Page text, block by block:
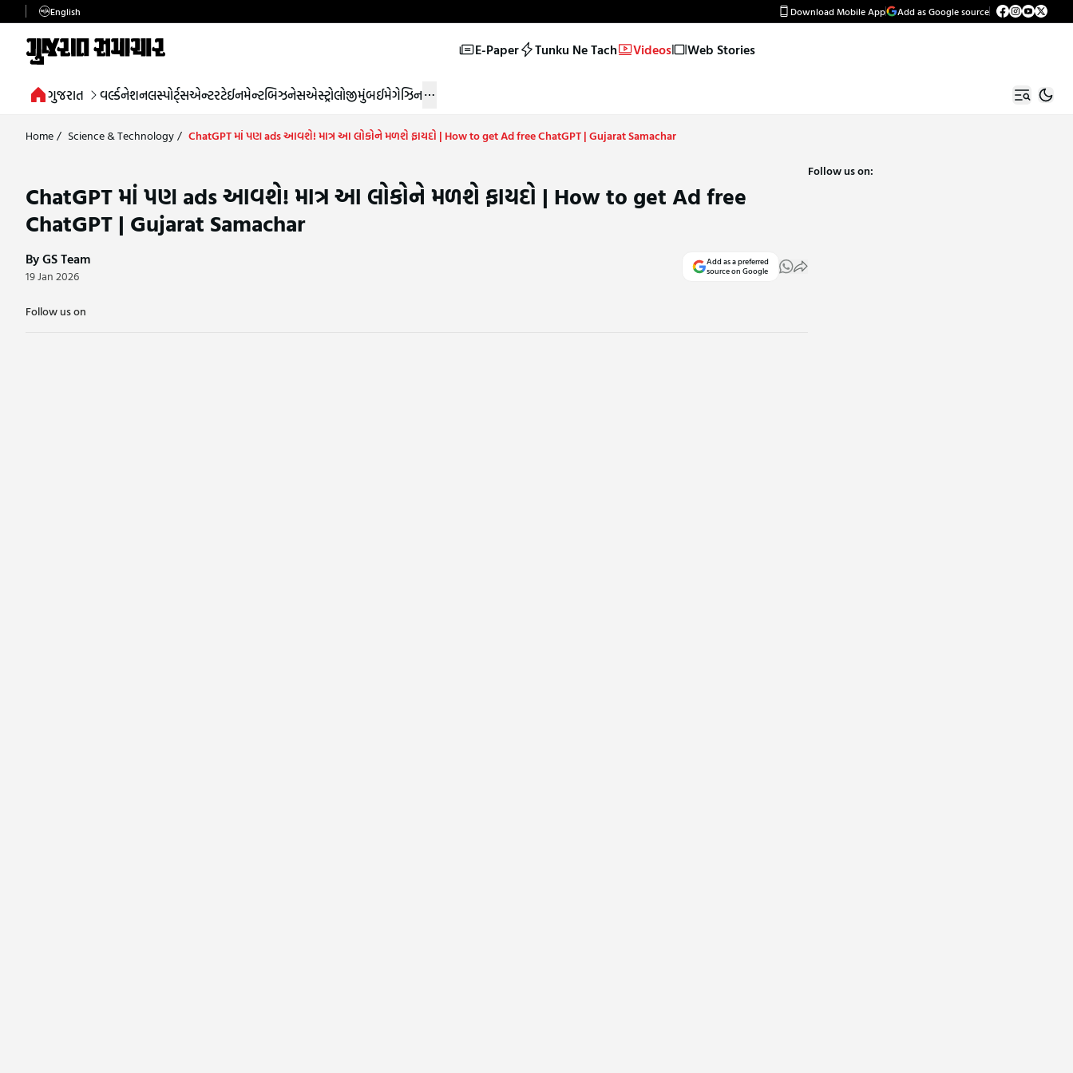
English Download Mobile App Add as Google source
E-Paper Tunku Ne Tach Videos Web Stories
ગુજરાત વર્લ્ડનેશનલસ્પોર્ટ્સએન્ટરટેઈનમેન્ટબિઝનેસએસ્ટ્રોલોજીમુંબઈમેગેઝિન
Home/ Science & Technology/ ChatGPT માં પણ ads આવશે! માત્ર આ લોકોને મળશે ફાયદો | How to get Ad free ChatGPT | Gujarat Samachar
ChatGPT માં પણ ads આવશે! માત્ર આ લોકોને મળશે ફાયદો | How to get Ad free
ChatGPT | Gujarat Samachar
By GS Team
19 Jan 2026
Add as a preferred
source on Google
Follow us on
Follow us on: